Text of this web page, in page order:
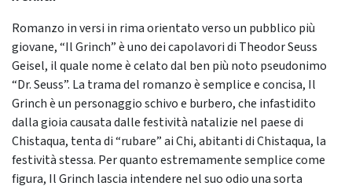
Romanzo in versi in rima orientato verso un pubblico più
giovane, “Il Grinch” è uno dei capolavori di Theodor Seuss
Geisel, il quale nome è celato dal ben più noto pseudonimo
“Dr. Seuss”. La trama del romanzo è semplice e concisa, Il
Grinch è un personaggio schivo e burbero, che infastidito
dalla gioia causata dalle festività natalizie nel paese di
Chistaqua, tenta di “rubare” ai Chi, abitanti di Chistaqua, la
festività stessa. Per quanto estremamente semplice come
figura, Il Grinch lascia intendere nel suo odio una sorta